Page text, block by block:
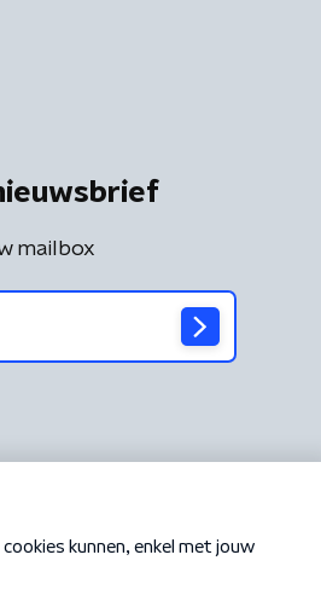
mailbox